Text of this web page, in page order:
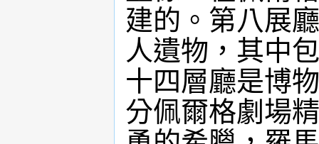
建的。第八展
人遺物，其中
十四層廳是博
分佩爾格劇場